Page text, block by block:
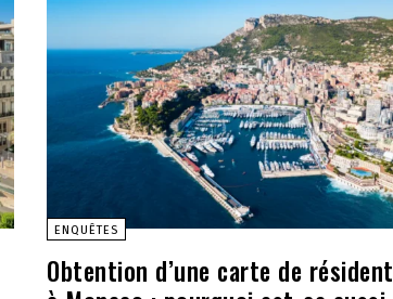
ENQUÊTES
Obtention d’une carte de résident